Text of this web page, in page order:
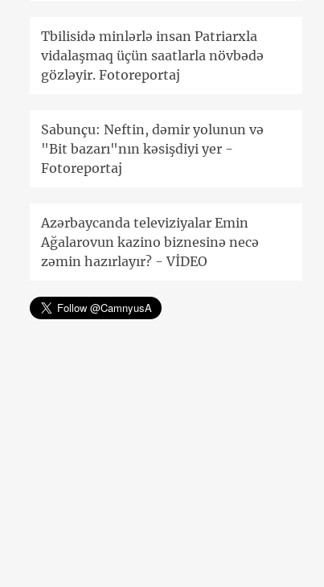
Tbilisidə minlərlə insan Patriarxla
vidalaşmaq üçün saatlarla növbədə
gözləyir. Fotoreportaj
Sabunçu: Neftin, dəmir yolunun və
"Bit bazarı"nın kəsişdiyi yer -
Fotoreportaj
Azərbaycanda televiziyalar Emin
Ağalarovun kazino biznesinə necə
zəmin hazırlayır? - VİDEO